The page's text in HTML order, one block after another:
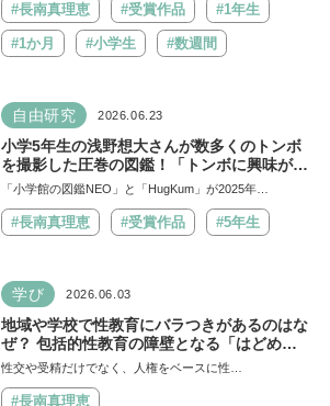
ポート【自由研究コンクール 小学一年生
賞】
#長南真理恵 #受賞作品 #1年生
#1か月 #小学生 #数週間
自由研究 2026.06.23
小学5年生の浅野想大さんが数多くのトンボ
を撮影した圧巻の図鑑！「トンボに興味がな
い子、苦手な子にもかわいさやキレイさを知
館の図鑑NEO賞】
「小学館の図鑑NEO」と「HugKum」が2025年…
#長南真理恵 #受賞作品 #5年生
学び 2026.06.03
地域や学校で性教育にバラつきがあるのはな
ぜ？ 包括的性教育の障壁となる「はどめ規
定」と家庭で伝える必要性を思春期保健相談
性交や受精だけでなく、人権をベースに性…
#長南真理恵